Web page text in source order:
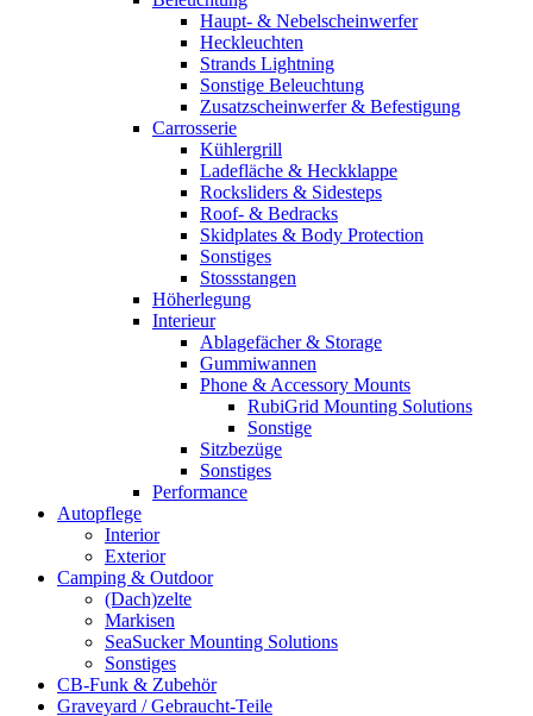
Haupt- & Nebelscheinwerfer
Heckleuchten
Strands Lightning
Sonstige Beleuchtung
Zusatzscheinwerfer & Befestigung
Carrosserie
Kühlergrill
Ladefläche & Heckklappe
Rocksliders & Sidesteps
Roof- & Bedracks
Skidplates & Body Protection
Sonstiges
Stossstangen
Höherlegung
Interieur
Ablagefächer & Storage
Gummiwannen
Phone & Accessory Mounts
RubiGrid Mounting Solutions
Sonstige
Sitzbezüge
Sonstiges
Performance
Autopflege
Interior
Exterior
Camping & Outdoor
(Dach)zelte
Markisen
SeaSucker Mounting Solutions
Sonstiges
CB-Funk & Zubehör
Graveyard / Gebraucht-Teile